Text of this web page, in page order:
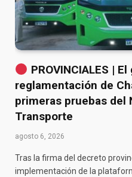
PROVINCIALES |
reglamentación de
primeras pruebas del
Transporte
agosto 6, 2026
Tras la firma del decreto
implementación de la